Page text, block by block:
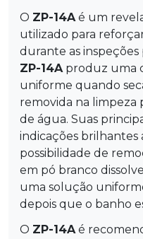
O ZP-14Aé um
utilizado para
durante as
ZP-14Aproduz uma
uniforme quando
removida na limpeza
de água. Suas
indicações brilhantes
possibilidade de
em pó branco
uma solução
depois que o banho
O ZP-14Aé